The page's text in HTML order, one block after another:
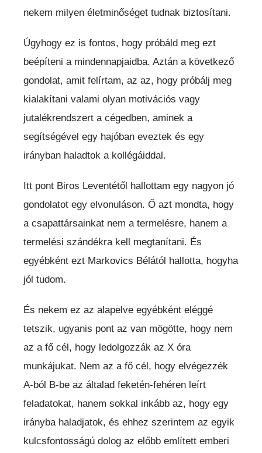
nekem milyen életminőséget tudnak biztosítani.
Úgyhogy ez is fontos, hogy próbáld meg ezt
beépíteni a mindennapjaidba. Aztán a következő
gondolat, amit felírtam, az az, hogy próbálj meg
kialakítani valami olyan motivációs vagy
jutalékrendszert a cégedben, aminek a
segítségével egy hajóban eveztek és egy
irányban haladtok a kollégáiddal.
Itt pont Biros Leventétől hallottam egy nagyon jó
gondolatot egy elvonuláson. Ő azt mondta, hogy
a csapattársainkat nem a termelésre, hanem a
termelési szándékra kell megtanítani. És
egyébként ezt Markovics Bélától hallotta, hogyha
jól tudom.
És nekem ez az alapelve egyébként eléggé
tetszik, ugyanis pont az van mögötte, hogy nem
az a fő cél, hogy ledolgozzák az X óra
munkájukat. Nem az a fő cél, hogy elvégezzék
A-ból B-be az általad feketén-fehéren leírt
feladatokat, hanem sokkal inkább az, hogy egy
irányba haladjatok, és ehhez szerintem az egyik
kulcsfontosságú dolog az előbb említett emberi